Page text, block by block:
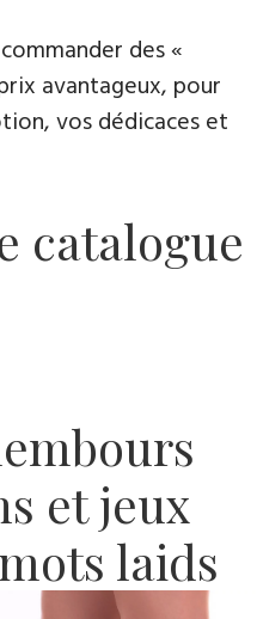
des «
avantageux, pour
vos dédicaces et
catalogue
et jeux
laids